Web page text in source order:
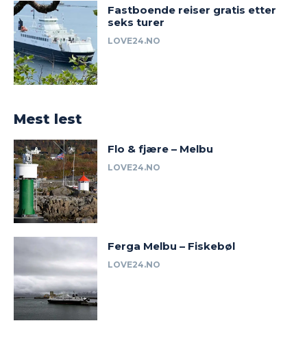
Fastboende reiser gratis etter
seks turer
LOVE24.NO
Mest lest
Flo & fjære – Melbu
LOVE24.NO
Ferga Melbu – Fiskebøl
LOVE24.NO